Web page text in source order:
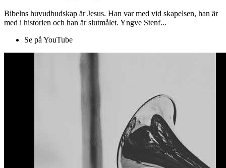
Bibelns huvudbudskap är Jesus. Han var med vid skapelsen, han är
med i historien och han är slutmålet. Yngve Stenf...
Se på YouTube